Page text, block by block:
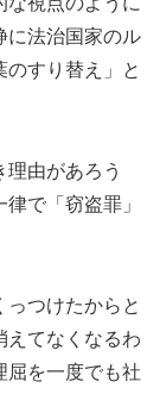
に法治国家のル
すり替え」と
由があろう
で「窃盗罪」
っつけたからと
えてなくなるわ
屈を一度でも社